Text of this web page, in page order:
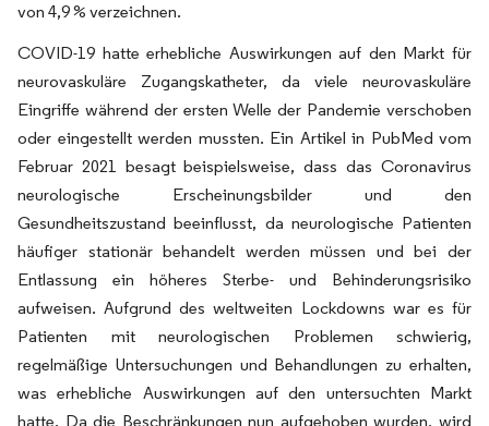
von 4,9 % verzeichnen.
COVID-19 hatte erhebliche Auswirkungen auf den Markt für
neurovaskuläre Zugangskatheter, da viele neurovaskuläre
Eingriffe während der ersten Welle der Pandemie verschoben
oder eingestellt werden mussten. Ein Artikel in PubMed vom
Februar 2021 besagt beispielsweise, dass das Coronavirus
neurologische Erscheinungsbilder und den
Gesundheitszustand beeinflusst, da neurologische Patienten
häufiger stationär behandelt werden müssen und bei der
Entlassung ein höheres Sterbe- und Behinderungsrisiko
aufweisen. Aufgrund des weltweiten Lockdowns war es für
Patienten mit neurologischen Problemen schwierig,
regelmäßige Untersuchungen und Behandlungen zu erhalten,
was erhebliche Auswirkungen auf den untersuchten Markt
hatte. Da die Beschränkungen nun aufgehoben wurden, wird